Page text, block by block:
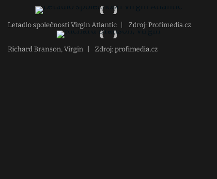
Letadlo společnosti Virgin Atlantic Zdroj: Profimedia.cz
Richard Branson, Virgin Zdroj: profimedia.cz